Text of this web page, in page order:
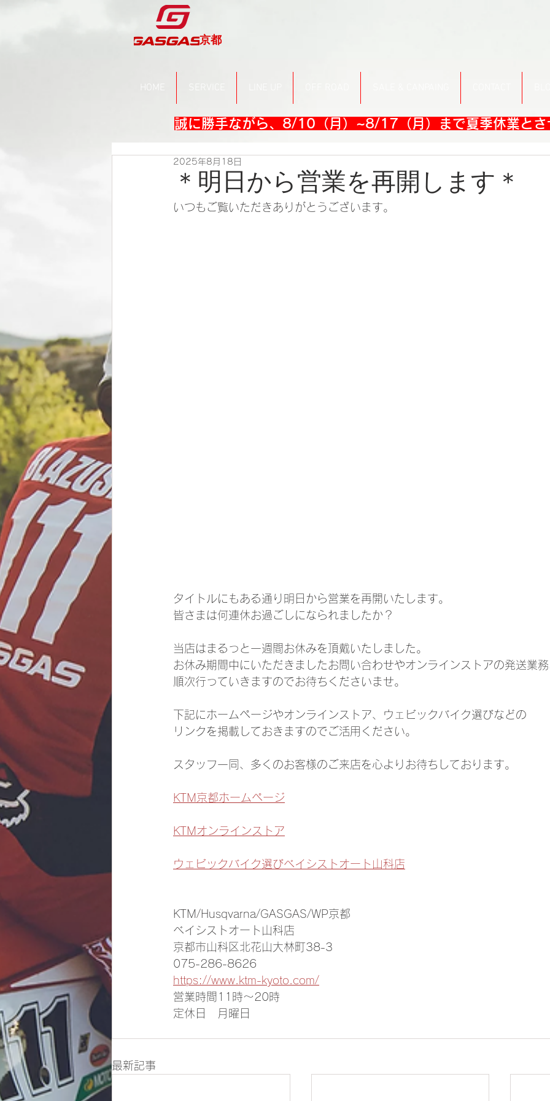
京都
HOME
誠に勝手ながら、8/10（月）~8/17（月）まで夏季休業とさ
＊明日から営業を再開します＊
2025年8月18日
いつもご覧いただきありがとうございます。
タイトルにもある通り明日から営業を再開いたします。
皆さまは何連休お過ごしになられましたか？
当店はまるっと一週間お休みを頂戴いたしました。
お休み期間中にいただきましたお問い合わせやオンラインストアの発送業
順次行っていきますのでお待ちくださいませ。
下記にホームページやオンラインストア、ウェビックバイク選びなどの
リンクを掲載しておきますのでご活用ください。
スタッフ一同、多くのお客様のご来店を心よりお待ちしております。
KTM京都ホームページ
KTMオンラインストア
ウェビックバイク選びベイシストオート山科店
KTM/Husqvarna/GASGAS/WP京都
ベイシストオート山科店
京都市山科区北花山大林町38-3
075-286-8626
https://www.ktm-kyoto.com/
営業時間11時～20時
定休日　月曜日
最新記事